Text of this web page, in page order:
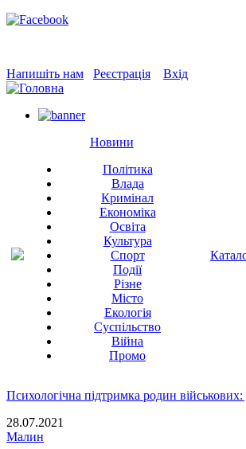
Напишіть нам Реєстрація Вхід
Новини
Політика
Влада
Кримінал
Економіка
Освіта
Культура
Спорт
Події
Різне
Місто
Екологія
Суспільство
Війна
Промо
Психологічна підтримка родин
28.07.2021
Малин